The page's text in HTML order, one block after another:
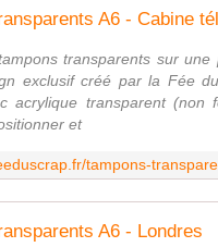
A6 - Cabine
transparents sur
exclusif créé par la Fée
acrylique transparent (non
et
A6 - Londres